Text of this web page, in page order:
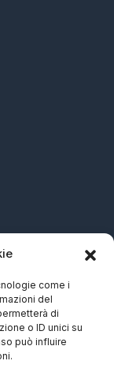
come i
del
di
o ID unici su
può influire